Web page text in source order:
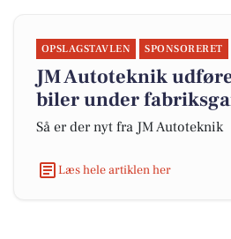
OPSLAGSTAVLEN SPONSORERET
JM Autoteknik
biler under
Så er der nyt fra JM Autoteknik
Læs hele artiklen her